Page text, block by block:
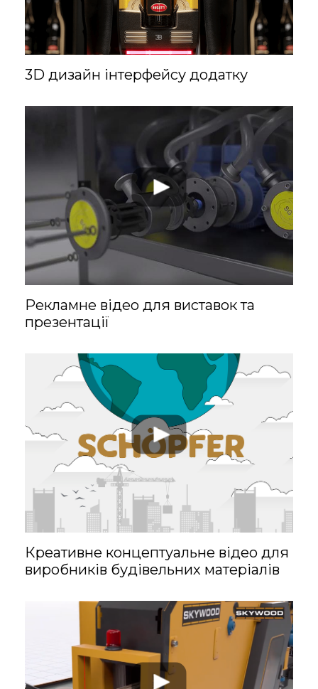
3D дизайн інтерфейсу додатку
Рекламне відео для виставок та
презентації
Креативне концептуальне відео для
виробників будівельних матеріалів
Професійний
досвід у
журналістиці,
рекламі та PR.
Ліза
Проджект-
менеджер
контролює увесь
процес створення
експлейнер-відео
та веде
комунікацію між
вами та командою
з розробки
анімації.
Знає про всі
підводні камені в
розробці
анімації.
Професійні
навички
співпраці та
командної
роботи.